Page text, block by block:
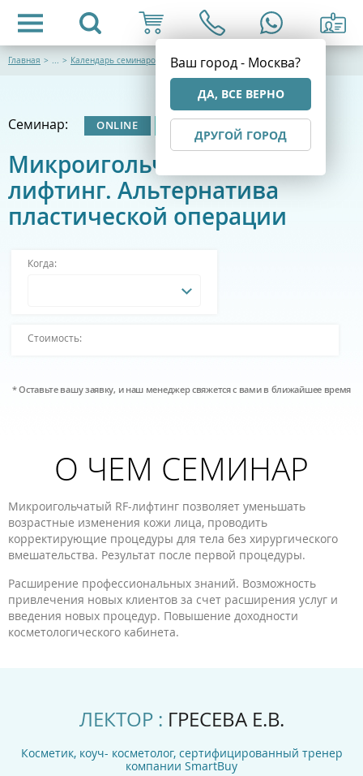
Ваш город - Москва?
ДА, ВСЕ ВЕРНО
ДРУГОЙ ГОРОД
Главная > ... > Календарь семинаров
Семинар: ONLINE ОЧНЫЙ
Микроигольчатый RF-
лифтинг. Альтернатива
пластической операции
Когда:
Стоимость:
* Оставьте вашу заявку, и наш менеджер свяжется с вами в ближайшее время
О ЧЕМ СЕМИНАР
Микроигольчатый RF-лифтинг позволяет уменьшать
возрастные изменения кожи лица, проводить
корректирующие процедуры для тела без хирургического
вмешательства. Результат после первой процедуры.
Расширение профессиональных знаний. Возможность
привлечения новых клиентов за счет расширения услуг и
введения новых процедур. Повышение доходности
косметологического кабинета.
ЛЕКТОР : ГРЕСЕВА Е.В.
Косметик, коуч- косметолог, сертифицированный тренер
компании SmartBuy